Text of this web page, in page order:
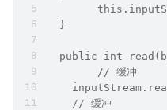
  }
public int
  	// 缓冲
    // 缓冲